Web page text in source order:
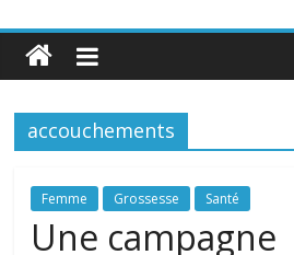
24h
Santé
La
de
toute
accouchements
Femme Grossesse Santé
Une campagne